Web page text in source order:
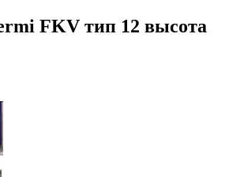
FKV тип 12 высота